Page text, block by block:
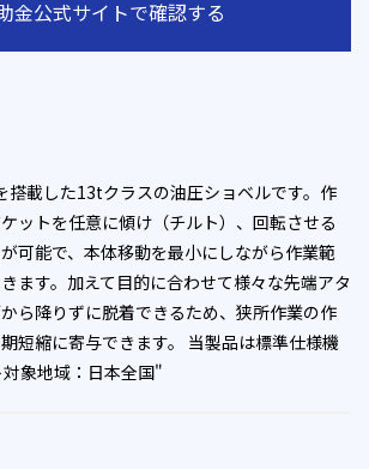
金公式サイトで確認する
搭載した13tクラスの油圧ショベルです。作
ットを任意に傾け（チルト）、回転させる
が可能で、本体移動を最小にしながら作業範
ます。加えて目的に合わせて様々な先端アタ
ら降りずに脱着できるため、狭所作業の作
短縮に寄与できます。 当製品は標準仕様機
象地域：日本全国"